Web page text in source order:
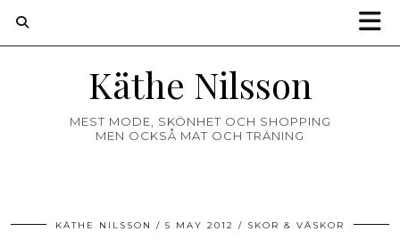
Käthe Nilsson
MEST MODE, SKÖNHET OCH SHOPPING
MEN OCKSÅ MAT OCH TRÄNING
KÄTHE NILSSON 5 MAY 2012 SKOR & VÄSKOR